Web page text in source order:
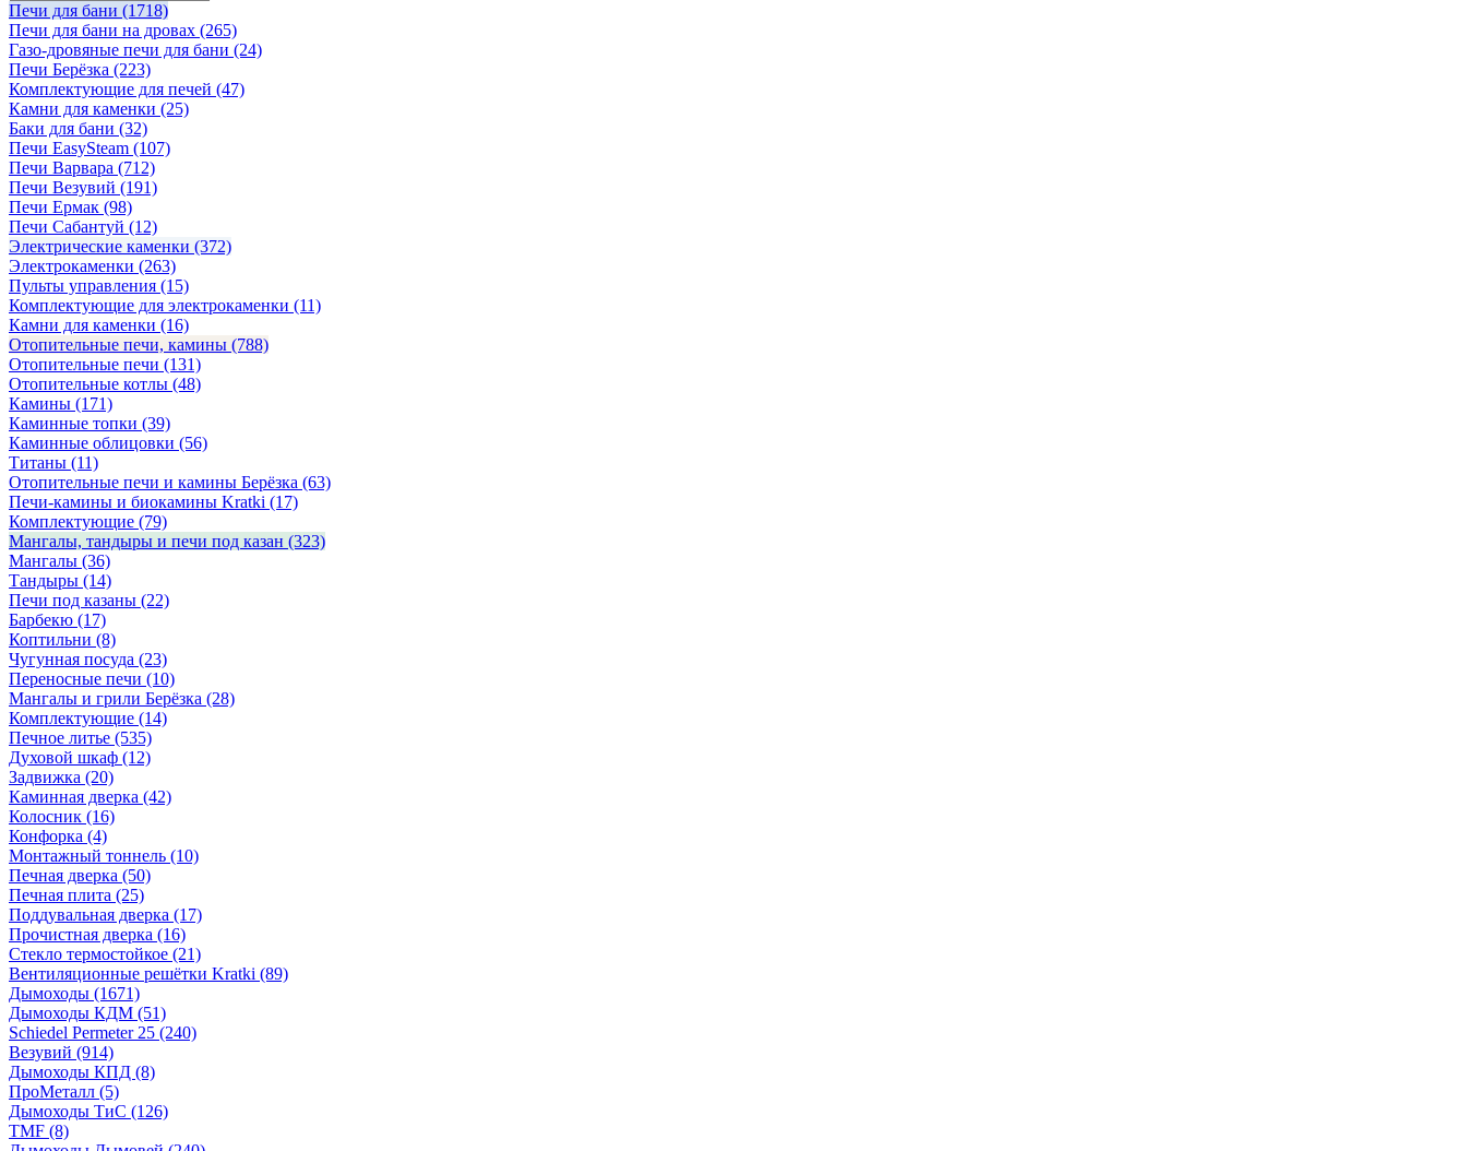
Печи для бани (1718)
Печи для бани на дровах (265)
Газо-дровяные печи для бани (24)
Печи Берёзка (223)
Комплектующие для печей (47)
Камни для каменки (25)
Баки для бани (32)
Печи EasySteam (107)
Печи Варвара (712)
Печи Везувий (191)
Печи Ермак (98)
Печи Сабантуй (12)
Электрические каменки (372)
Электрокаменки (263)
Пульты управления (15)
Комплектующие для электрокаменки (11)
Камни для каменки (16)
Отопительные печи, камины (788)
Отопительные печи (131)
Отопительные котлы (48)
Камины (171)
Каминные топки (39)
Каминные облицовки (56)
Титаны (11)
Отопительные печи и камины Берёзка (63)
Печи-камины и биокамины Kratki (17)
Комплектующие (79)
Мангалы, тандыры и печи под казан (323)
Мангалы (36)
Тандыры (14)
Печи под казаны (22)
Барбекю (17)
Коптильни (8)
Чугунная посуда (23)
Переносные печи (10)
Мангалы и грили Берёзка (28)
Комплектующие (14)
Печное литье (535)
Духовой шкаф (12)
Задвижка (20)
Каминная дверка (42)
Колосник (16)
Конфорка (4)
Монтажный тоннель (10)
Печная дверка (50)
Печная плита (25)
Поддувальная дверка (17)
Прочистная дверка (16)
Стекло термостойкое (21)
Вентиляционные решётки Kratki (89)
Дымоходы (1671)
Дымоходы КДМ (51)
Schiedel Permeter 25 (240)
Везувий (914)
Дымоходы КПД (8)
ПроМеталл (5)
Дымоходы ТиС (126)
TMF (8)